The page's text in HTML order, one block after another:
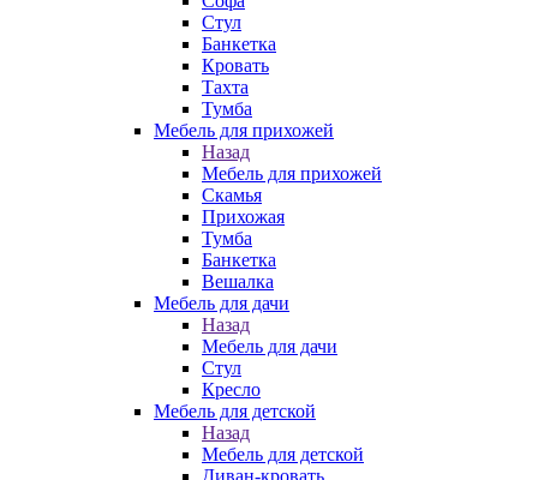
Стул
Банкетка
Кровать
Тахта
Тумба
Мебель для прихожей
Назад
Мебель для прихожей
Скамья
Прихожая
Тумба
Банкетка
Вешалка
Мебель для дачи
Назад
Мебель для дачи
Стул
Кресло
Мебель для детской
Назад
Мебель для детской
Диван-кровать